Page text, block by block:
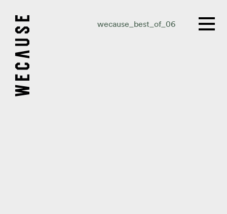
wecause_best_of_06